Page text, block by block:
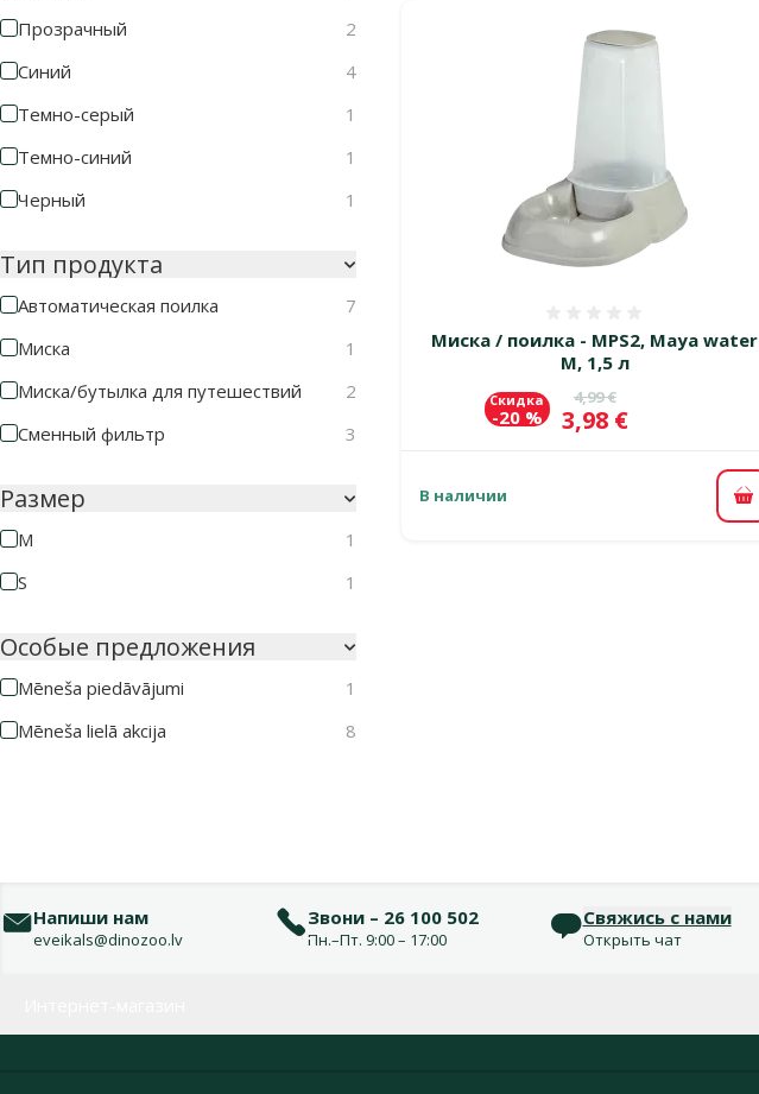
Прозрачный
2
Синий
4
Темно-серый
1
Темно-синий
1
Черный
1
Тип продукта
Автоматическая поилка
7
Миска
1
Миска/бутылка для путешествий
2
Сменный фильтр
3
Размер
M
1
S
1
Особые предложения
Mēneša piedāvājumi
1
Mēneša lielā akcija
8
Миска / поилка - MPS2, Maya water
M, 1,5 л
Исходная цена
4,99 €
Цена
3,98 €
Скидка
-20 %
В наличии В
Напиши нам
eveikals@dinozoo.lv
Звони – 26 100 502
Пн.–Пт. 9:00 – 17:00
Свяжись с нами
Открыть чат